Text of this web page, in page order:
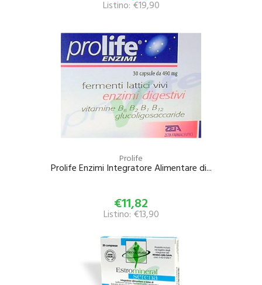
Listino: €19,90
Prolife
Prolife Enzimi Integratore Alimentare di...
€11,82
Listino: €13,90